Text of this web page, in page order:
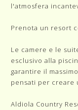
l'atmosfera
Prenota un resort
Le camere e le
esclusivo alla
garantire il
pensati per creare
Aldiola Country